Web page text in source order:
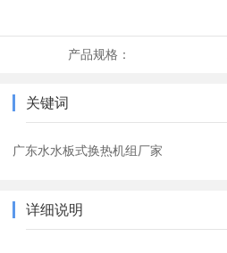
产品规格：
关键词
广东水水板式换热机组厂家
详细说明